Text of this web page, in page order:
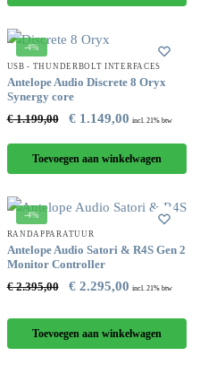
-4%
USB - THUNDERBOLT INTERFACES
Antelope Audio Discrete 8 Oryx
Synergy core
€1.199,00 €1.149,00 incl. 21% btw
Toevoegen aan winkelwagen
-4%
RANDAPPARATUUR
Antelope Audio Satori & R4S Gen 2
Monitor Controller
€2.395,00 €2.295,00 incl. 21% btw
Toevoegen aan winkelwagen